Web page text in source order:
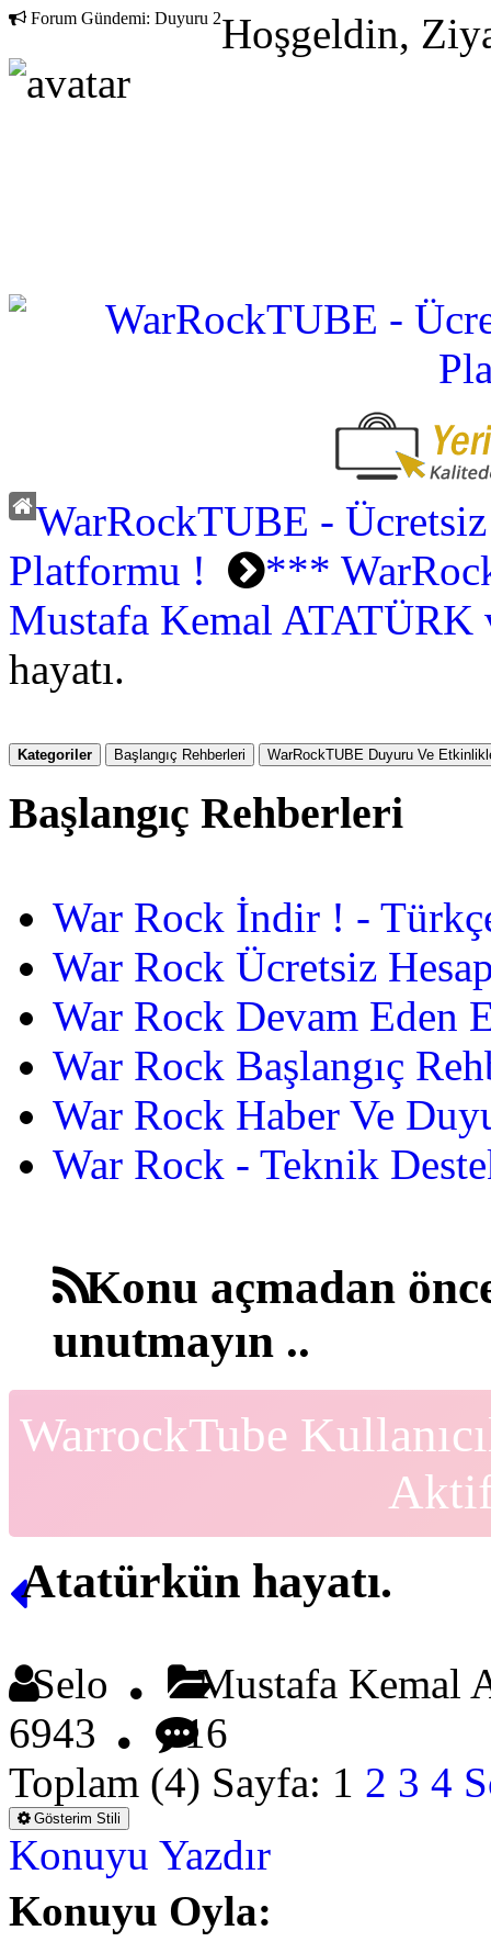
Forum Gündemi: Duyuru 2Hoşgeldin,
WarRockTUBE -
Platformu !
***
Mustafa Kemal
hayatı.
Kategoriler Başlangıç Rehberleri WarRockTUBE Duyuru Ve
Başlangıç Rehberleri
War Rock İndir ! -
War Rock Ücretsiz
War Rock Devam Eden
War Rock Başlangıç
War Rock Haber Ve
War Rock - Teknik
Konu açmadan
unutmayın ..
WarrockTube
Atatürkün hayatı.
Selo
Mustafa Kemal
6943
16
Toplam (4) Sayfa: 1 2 3 4
Gösterim Stili
Konuyu Yazdır
Konuyu Oyla: